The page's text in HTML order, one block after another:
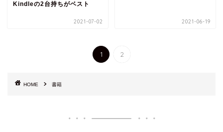
Kindleの2台持ちがベスト
2021-07-02 2021-06-19
1 2
HOME 書籍